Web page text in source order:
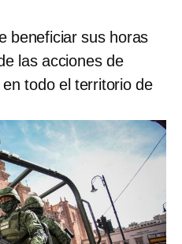
beneficiar sus horas
las acciones de
todo el territorio de